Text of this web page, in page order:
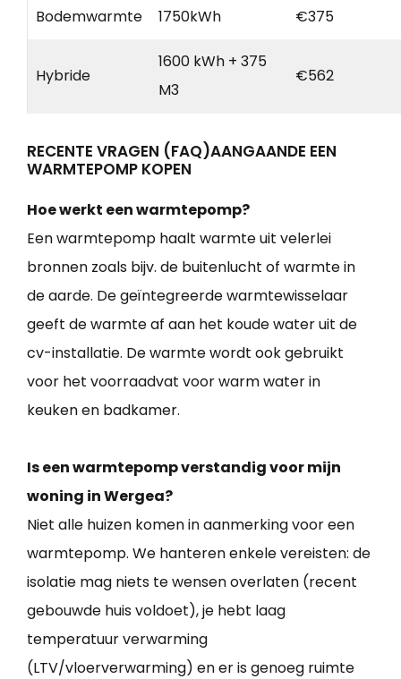
Bodemwarmte 1750kWh €375
Hybride
1600 kWh + 375
M3
€562
RECENTE VRAGEN (FAQ)AANGAANDE EEN
WARMTEPOMP KOPEN
Hoe werkt een warmtepomp?
Een warmtepomp haalt warmte uit velerlei
bronnen zoals bijv. de buitenlucht of warmte in
de aarde. De geïntegreerde warmtewisselaar
geeft de warmte af aan het koude water uit de
cv-installatie. De warmte wordt ook gebruikt
voor het voorraadvat voor warm water in
keuken en badkamer.
Is een warmtepomp verstandig voor mijn
woning in Wergea?
Niet alle huizen komen in aanmerking voor een
warmtepomp. We hanteren enkele vereisten: de
isolatie mag niets te wensen overlaten (recent
gebouwde huis voldoet), je hebt laag
temperatuur verwarming
(LTV/vloerverwarming) en er is genoeg ruimte